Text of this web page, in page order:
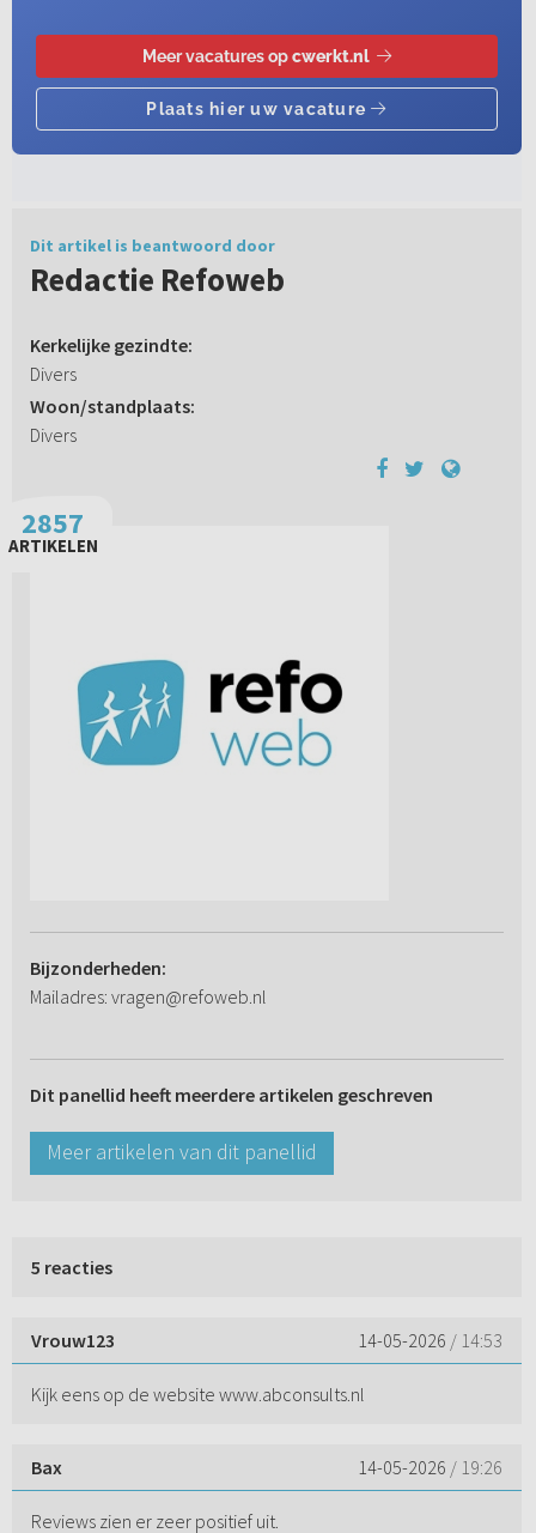
Dit artikel is beantwoord door
Redactie Refoweb
Kerkelijke gezindte:
Divers
Woon/standplaats:
Divers
2857
ARTIKELEN
Bijzonderheden:
Mailadres: vragen@refoweb.nl
Dit panellid heeft meerdere artikelen geschreven
Meer artikelen van dit panellid
5 reacties
Vrouw123 14-05-2026 / 14:53
Kijk eens op de website www.abconsults.nl
Bax 14-05-2026 / 19:26
Reviews zien er zeer positief uit.